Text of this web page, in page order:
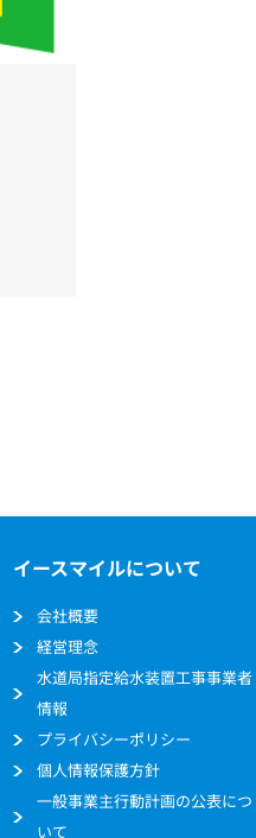
イースマイルについて
会社概要
経営理念
水道局指定給水装置工事事業者
情報
プライバシーポリシー
個人情報保護方針
一般事業主行動計画の公表につ
いて